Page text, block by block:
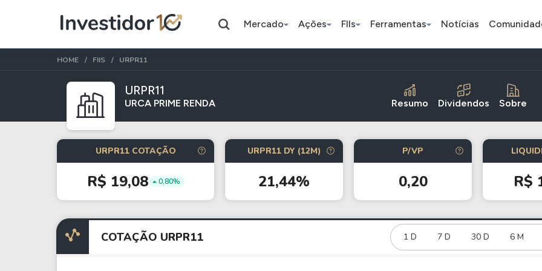
Mercado Ações FIIs Ferramentas Notícias
Assuntos do momento
Índice
Ibovespa
Commodity
Petróleo
Índice
Selic
Ação
BB Seguridade
Ação
Ações
Taesa
Itausa
Ambev
FIIs
XPML11
RECR11
ETFs
BOVA11
Stocks
Tesla
Apple
Bitcoin
Ethereum
HOME FIIS URPR11
URPR11
URCA PRIME RENDA Resumo Dividendos Sobre
URPR11 COTAÇÃO
R$ 19,08 0,80%
URPR11 DY (12M)
21,44%
P/VP
0,20 R$
COTAÇÃO URPR11 1 D 7 D 30 D 6 M